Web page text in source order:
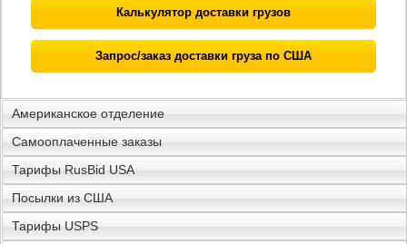
Калькулятор доставки грузов
Запрос/заказ доставки груза по США
Американское отделение
Самооплаченные заказы
Тарифы RusBid USA
Посылки из США
Тарифы USPS